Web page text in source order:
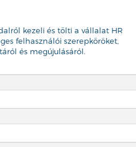
kezeli és tölti a vállalat HR
felhasználói szerepköröket,
és megújulásáról.